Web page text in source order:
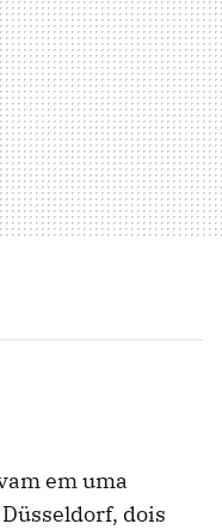
em uma
dois